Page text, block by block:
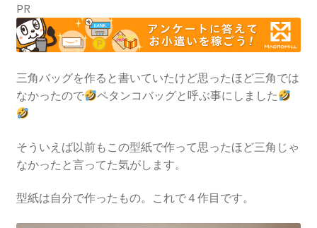
PR
三角バッグを作ると書いていたけど思ったほど三角では
なかったので
ペタンコバッグと呼ぶ事にしました
そういえば以前もこの型紙で作って思ったほど三角じゃ
なかったと言ってた気がします。
型紙は自分で作ったもの。これで４作目です。